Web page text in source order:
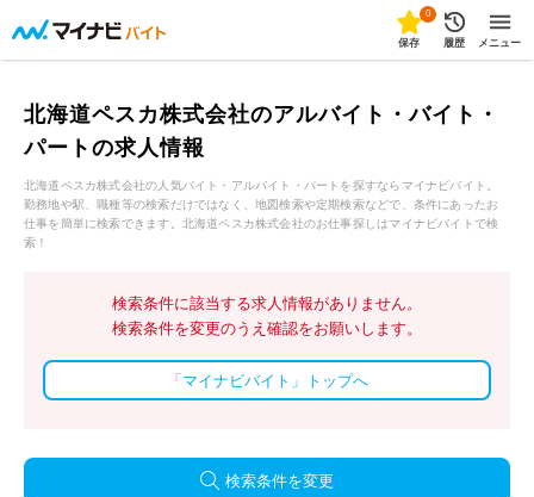
0
保存 履歴 メニュー
北海道ペスカ株式会社のアルバイト・バイト・
パートの求人情報
北海道ペスカ株式会社の人気バイト・アルバイト・パートを探すならマイナビバイト。
勤務地や駅、職種等の検索だけではなく、地図検索や定期検索などで、条件にあったお
仕事を簡単に検索できます。北海道ペスカ株式会社のお仕事探しはマイナビバイトで検
索！
検索条件に該当する求人情報がありません。
検索条件を変更のうえ確認をお願いします。
「マイナビバイト」トップへ
検索条件を変更